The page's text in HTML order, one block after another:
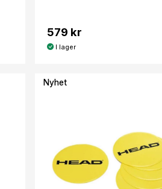
579 kr
I lager
Nyhet